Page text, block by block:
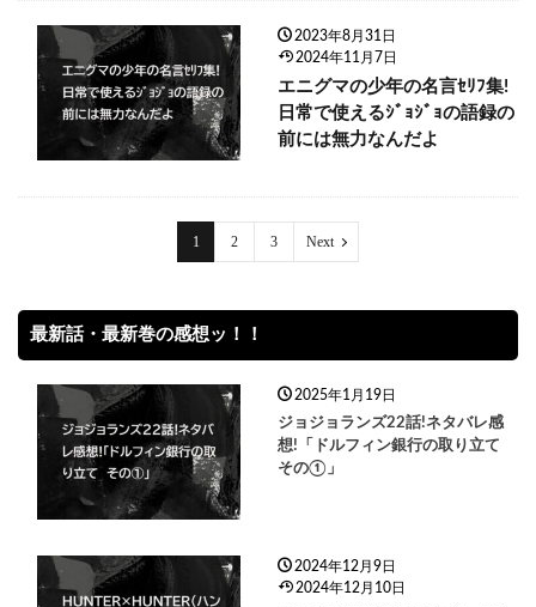
2023年8月31日
2024年11月7日
エニグマの少年の名言ｾﾘﾌ集!
日常で使えるｼﾞｮｼﾞｮの語録の
前には無力なんだよ
1 2 3 Next
最新話・最新巻の感想ッ！！
2025年1月19日
ジョジョランズ22話!ネタバレ感
想!「ドルフィン銀行の取り立て
その①」
2024年12月9日
2024年12月10日